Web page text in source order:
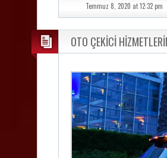
Temmuz 8, 2020 at 12:32 pm
OTO ÇEKİCİ